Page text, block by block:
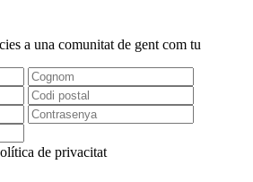
a una comunitat de gent com tu
de privacitat